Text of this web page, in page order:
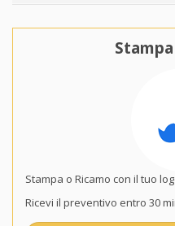
Stampa o Ricamo con il tuo
Ricevi il preventivo entro 30